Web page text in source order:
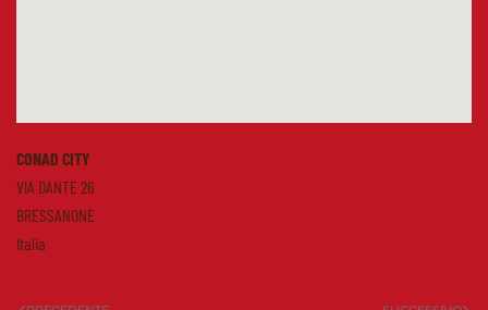
CONAD CITY
VIA DANTE 26
BRESSANONE
Italia